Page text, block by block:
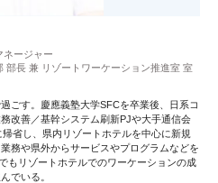
ネージャー
部長 兼 リゾートワーケーション推進室 室
ごす。慶應義塾大学SFCを卒業後、日系コ
改善／基幹システム刷新PJや大手通信会
省し、県内リゾートホテルを中心に新規
務や県外からサービスやプログラムなどを
もリゾートホテルでのワーケーションの成
でいる。